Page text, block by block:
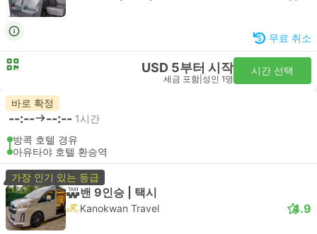
무료 취소
USD 5부터 시작
세금 포함 성인 1명
시간 선택
바로 확정
--:-- --:-- 1시간
방콕 호텔 경유
아유타야 호텔 환승역
가장 인기 있는 등급
밴 9인승 | 택시
Kanokwan Travel 4.9